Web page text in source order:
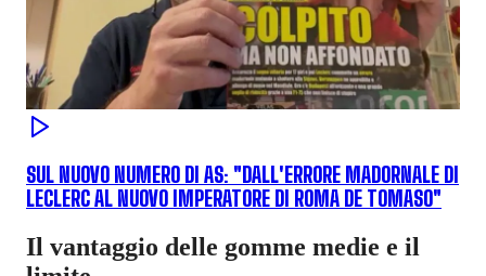
SUL NUOVO NUMERO DI AS: "DALL'ERRORE MADORNALE DI
LECLERC AL NUOVO IMPERATORE DI ROMA DE TOMASO"
Il vantaggio delle gomme medie e il